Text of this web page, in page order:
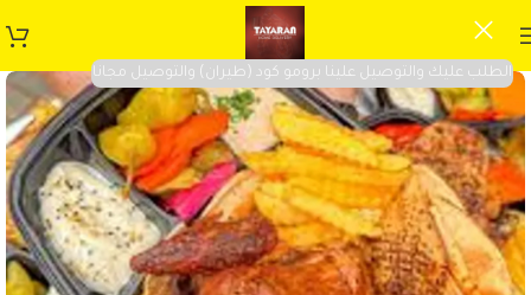
الطلب عليك والتوصيل علينا برومو كود (طيران) والتوصيل مجانا